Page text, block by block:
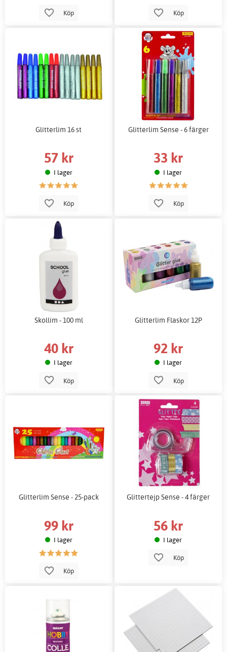
Köp Köp
Glitterlim 16 st
57 kr
I lager
Köp
Glitterlim Sense - 6 färger
33 kr
I lager
Köp
Skollim - 100 ml
40 kr
I lager
Köp
Glitterlim Flaskor 12P
92 kr
I lager
Köp
Glitterlim Sense - 25-pack
99 kr
I lager
Köp
Glittertejp Sense - 4 färger
56 kr
I lager
Köp